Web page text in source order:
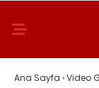
Ana Sayfa ›Video